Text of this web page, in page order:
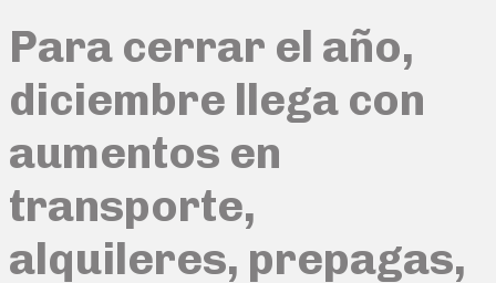
Para cerrar el año,
diciembre llega con
aumentos en
transporte,
alquileres, prepagas,